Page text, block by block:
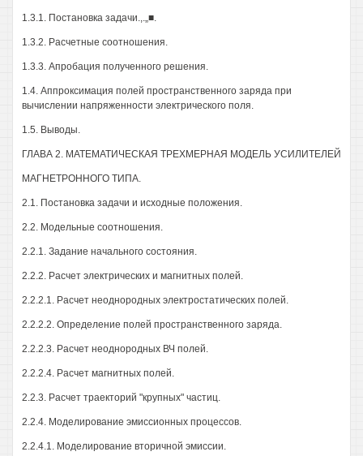
1.3.1. Постановка задачи.,.„■.
1.3.2. Расчетные соотношения.
1.3.3. Апробация полученного решения.
1.4. Аппроксимация полей пространственного заряда при
вычислении напряженности электрического поля.
1.5. Выводы.
ГЛАВА 2. МАТЕМАТИЧЕСКАЯ ТРЕХМЕРНАЯ МОДЕЛЬ УСИЛИТЕЛЕЙ
МАГНЕТРОННОГО ТИПА.
2.1. Постановка задачи и исходные положения.
2.2. Модельные соотношения.
2.2.1. Задание начального состояния.
2.2.2. Расчет электрических и магнитных полей.
2.2.2.1. Расчет неоднородных электростатических полей.
2.2.2.2. Определение полей пространственного заряда.
2.2.2.3. Расчет неоднородных ВЧ полей.
2.2.2.4. Расчет магнитных полей.
2.2.3. Расчет траекторий "крупных" частиц.
2.2.4. Моделирование эмиссионных процессов.
2.2.4.1. Моделирование вторичной эмиссии.